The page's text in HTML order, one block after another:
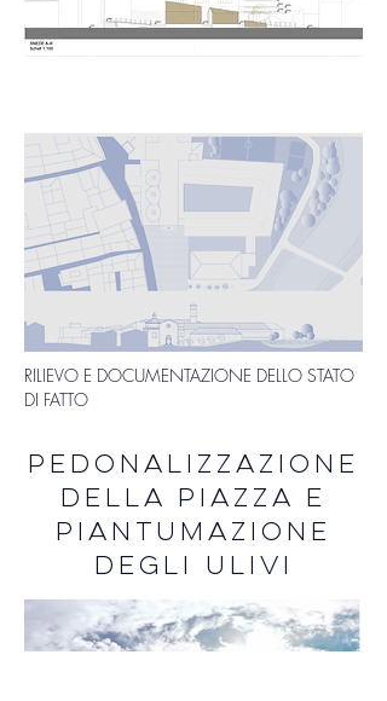
RILIEVO E DOCUMENTAZIONE DELLO STATO
DI FATTO
PEDONALIZZAZIONE
DELLA PIAZZA E
PIANTUMAZIONE
DEGLI ULIVI